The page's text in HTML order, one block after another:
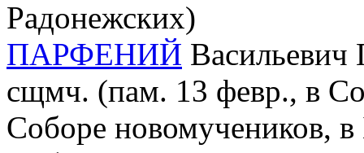
Радонежских)
ПАРФЕНИЙ Васильевич
сщмч. (пам. 13 февр., в
Соборе новомучеников,